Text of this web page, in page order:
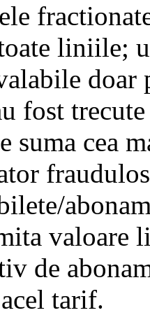
liniile;
doar
fost
suma cea
valoare
de
tarif.